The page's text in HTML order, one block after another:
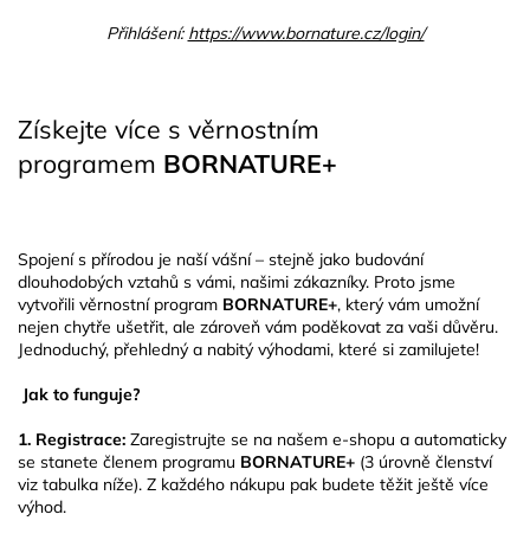
Přihlášení: https://www.bornature.cz/login/
Získejte více s věrnostním
programem BORNATURE+
Spojení s přírodou je naší vášní – stejně jako budování
dlouhodobých vztahů s vámi, našimi zákazníky. Proto jsme
vytvořili věrnostní program BORNATURE+, který vám umožní
nejen chytře ušetřit, ale zároveň vám poděkovat za vaši důvěru.
Jednoduchý, přehledný a nabitý výhodami, které si zamilujete!
Jak to funguje?
1. Registrace: Zaregistrujte se na našem e-shopu a automaticky
se stanete členem programu BORNATURE+ (3 úrovně členství
viz tabulka níže). Z každého nákupu pak budete těžit ještě více
výhod.